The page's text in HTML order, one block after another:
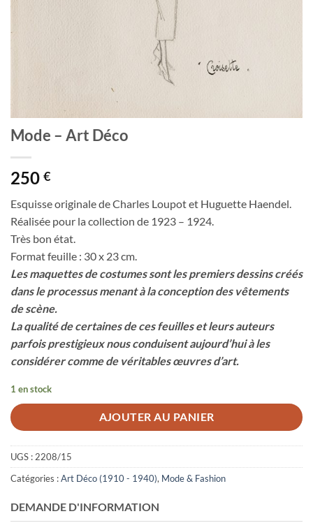
Mode – Art Déco
250 €
Esquisse originale de Charles Loupot et Huguette Haendel.
Réalisée pour la collection de 1923 – 1924.
Très bon état.
Format feuille : 30 x 23 cm.
Les maquettes de costumes sont les premiers dessins créés
dans le processus menant à la conception des vêtements
de scène.
La qualité de certaines de ces feuilles et leurs auteurs
parfois prestigieux nous conduisent aujourd’hui à les
considérer comme de véritables œuvres d’art.
1 en stock
AJOUTER AU PANIER
UGS : 2208/15
Catégories :Art Déco (1910 - 1940), Mode & Fashion
DEMANDE D'INFORMATION